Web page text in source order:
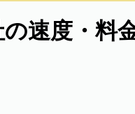
速度・料